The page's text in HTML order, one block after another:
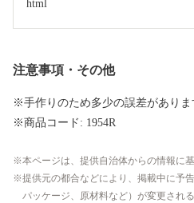
html
注意事項・その他
※手作りのため多少の誤差がありま
※商品コード: 1954R
本ページは、提供自治体からの情報に
提供元の都合などにより、掲載中に予
パッケージ、原材料など）が変更され